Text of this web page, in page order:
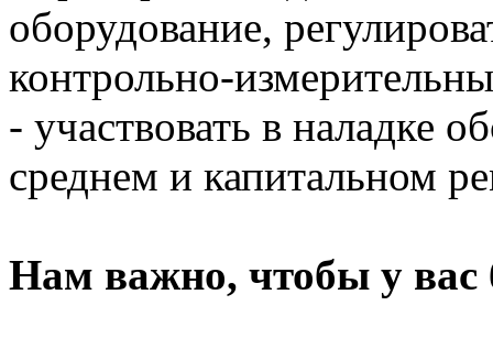
оборудование,
контрольно-
- участвовать в наладке
среднем и капитальном
Нам важно, чтобы у